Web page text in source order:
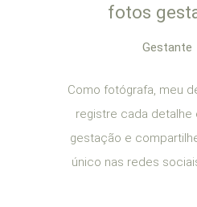
fotos
Gestante
Como fotógrafa, meu
registre cada detalhe
gestação e
único nas redes